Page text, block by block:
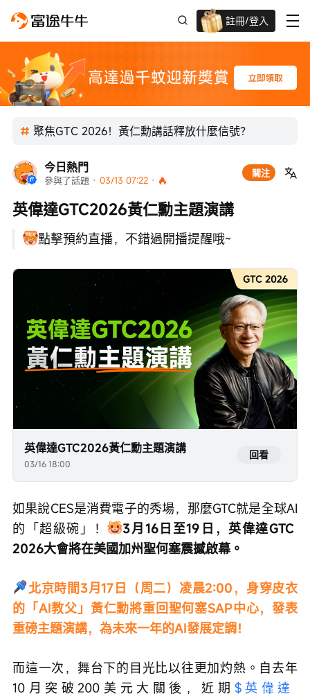
註冊/登入
聚焦GTC 2026！黃仁勳講話釋放什麼信號？
今日熱門
參與了話題 · 03/13 07:22 ·
關注
英偉達GTC2026黃仁勳主題演講
點擊預約直播，不錯過開播提醒哦~
英偉達GTC2026黃仁勳主題演講
03/16 18:00
回看
如果說CES是消費電子的秀場，那麼GTC就是全球AI
的「超級碗」！
3月16日至19日，英偉達GTC
2026大會將在美國加州聖何塞震撼啟幕。
北京時間3月17日（周二）凌晨2:00，身穿皮衣
的「AI教父」黃仁勳將重回聖何塞SAP中心，發表
重磅主題演講，為未來一年的AI發展定調！
而這一次，舞台下的目光比以往更加灼熱。自去年
10月突破200美元大關後，近期 $英偉達